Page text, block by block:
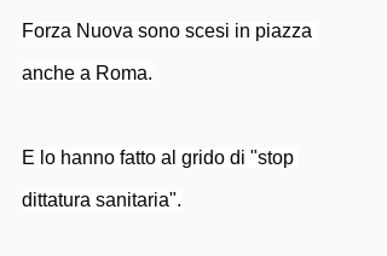
Forza Nuova sono scesi in piazza
anche a Roma.
E lo hanno fatto al grido di "stop
dittatura sanitaria".